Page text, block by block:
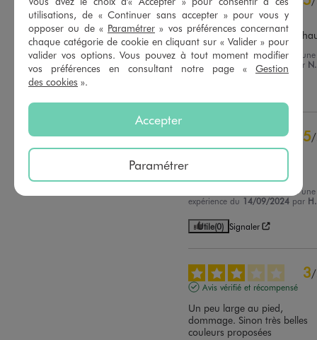
Avis vérifié et récompensé
Collant solide et qui tient
Avis du07/10/2024 , suite à une
expérience du
24/09/2024 par
5/
Avis vérifié et récompensé
, suite à une
expérience du 14/09/2024 par
Utile(0) Signaler
3/
Avis vérifié et récompensé
Un peu large au pied,
dommage. Sinon très belles
couleurs proposées
utilisations, de « Continuer sans accepter » pour vous y
opposer ou de « Paramétrer » vos préférences concernant
chaque catégorie de cookie en cliquant sur « Valider » pour
valider vos options. Vous pouvez à tout moment modifier
vos préférences en consultant notre page « Gestion
des cookies ».
Accepter
Paramétrer